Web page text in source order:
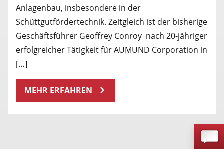
Anlagenbau, insbesondere in der
Schüttgutfördertechnik. Zeitgleich ist der bisherige
Geschäftsführer Geoffrey Conroy nach 20-jähriger
erfolgreicher Tätigkeit für AUMUND Corporation in
[…]
MEHR ERFAHREN